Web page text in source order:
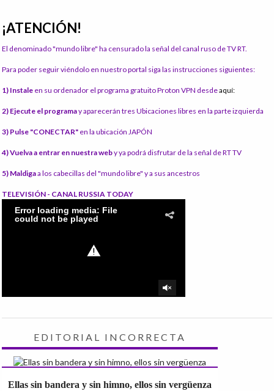
¡ATENCIÓN!
El denominado "mundo libre" ha censurado la señal del canal ruso de TV RT.
Para poder seguir viéndolo en nuestro portal siga las instrucciones siguientes:
1) Instale en su ordenador el programa gratuito Proton VPN desdeaquí:
2) Ejecute el programay aparecerán tres Ubicaciones libres en la parte izquierda
3) Pulse "CONECTAR" en la ubicación JAPÓN
4) Vuelva a entrar en nuestra weby ya podrá disfrutar de la señal de RT TV
5) Maldigaa los cabecillas del "mundo libre" y a sus ancestros
TELEVISIÓN - CANAL RUSSIA TODAY
EDITORIAL INCORRECTA
Ellas sin bandera y sin himno, ellos sin vergüenza